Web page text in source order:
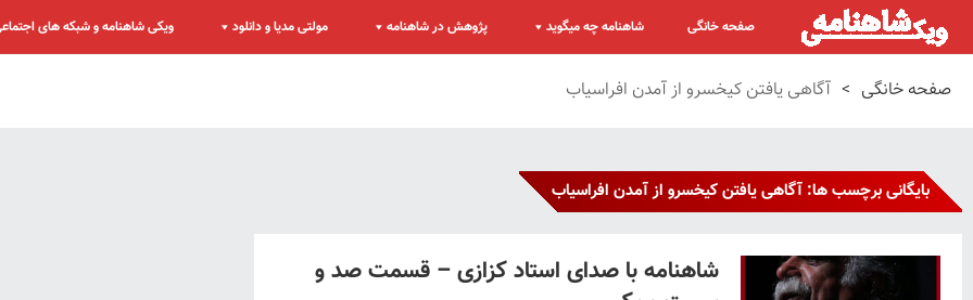
صفحه خانگی شاهنامه چه میگوید پژوهش در شاهنامه مولتی مدیا و دانلود ویکی شاهنامه و شبکه های
صفحه خانگی > آگاهی یافتن کیخسرو از آمدن افراسیاب
بایگانی برچسب ها: آگاهی یافتن کیخسرو از آمدن افراسیاب
شاهنامه با صدای استاد کزازی – قسمت صد و